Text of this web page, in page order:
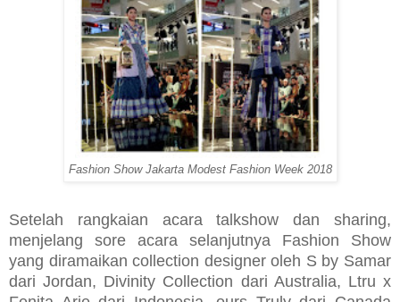
Fashion Show Jakarta Modest Fashion Week 2018
Setelah rangkaian acara talkshow dan sharing,
menjelang sore acara selanjutnya Fashion Show
yang diramaikan collection designer oleh S by Samar
dari Jordan, Divinity Collection dari Australia, Ltru x